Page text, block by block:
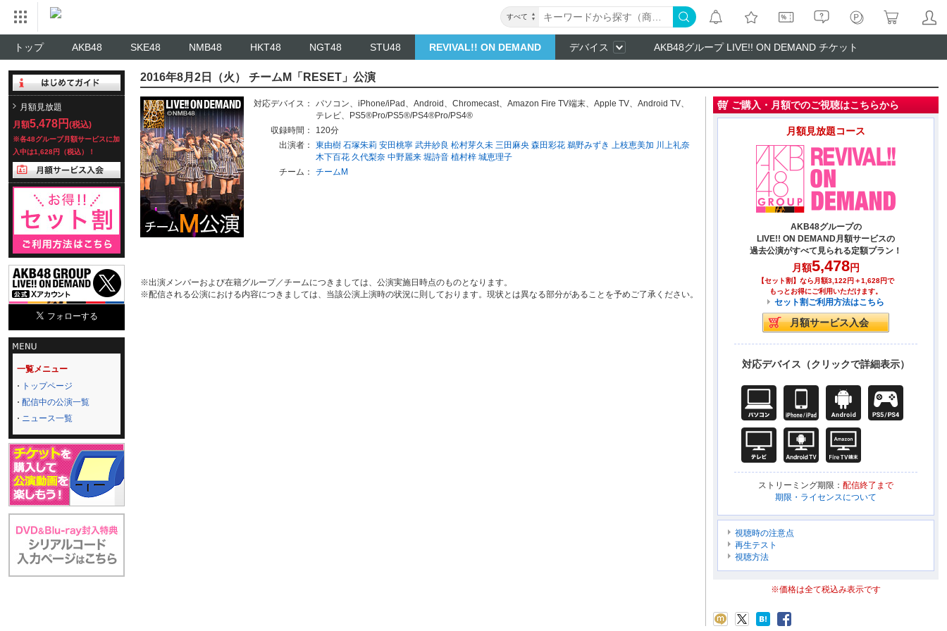
すべて
トップ AKB48 SKE48 NMB48 HKT48 NGT48 STU48 REVIVAL!! ON DEMAND デバイス AKB48グループ LIVE!! ON DEMAND チケット
月額見放題
月額5,478円 (税込)
※各48グループ月額サービスに加
入中は1,628円（税込）！
一覧メニュー
トップページ
配信中の公演一覧
ニュース一覧
2016年8月2日（火） チームM「RESET」公演
対応デバイス： パソコン、 iPhone/iPad 、 Android 、 Chromecast、 Amazon Fire TV端末、 Apple TV、 Android TV、
テレビ、
PS5®Pro/PS5®/PS4®Pro/PS4®
収録時間：
120分
出演者：
東由樹 石塚朱莉 安田桃寧 武井紗良 松村芽久未 三田麻央 森田彩花 鵜野みずき 上枝恵美加 川上礼奈
木下百花 久代梨奈 中野麗来 堀詩音 植村梓 城恵理子
チーム：
チームM
※出演メンバーおよび在籍グループ／チームにつきましては、公演実施日時点のものとなります。
※配信される公演における内容につきましては、当該公演上演時の状況に則しております。現状とは異なる部分があることを予めご了承ください。
ご購入・月額でのご視聴はこちらから
月額見放題コース
AKB48グループの
LIVE!! ON DEMAND月額サービスの
過去公演がすべて見られる定額プラン！
月額5,478円
【セット割】なら月額3,122円＋1,628円で
もっとお得にご利用いただけます。
セット割ご利用方法はこちら
対応デバイス（クリックで詳細表示）
ストリーミング期限： 配信終了まで
期限・ライセンスについて
視聴時の注意点
再生テスト
視聴方法
※価格は全て税込み表示です